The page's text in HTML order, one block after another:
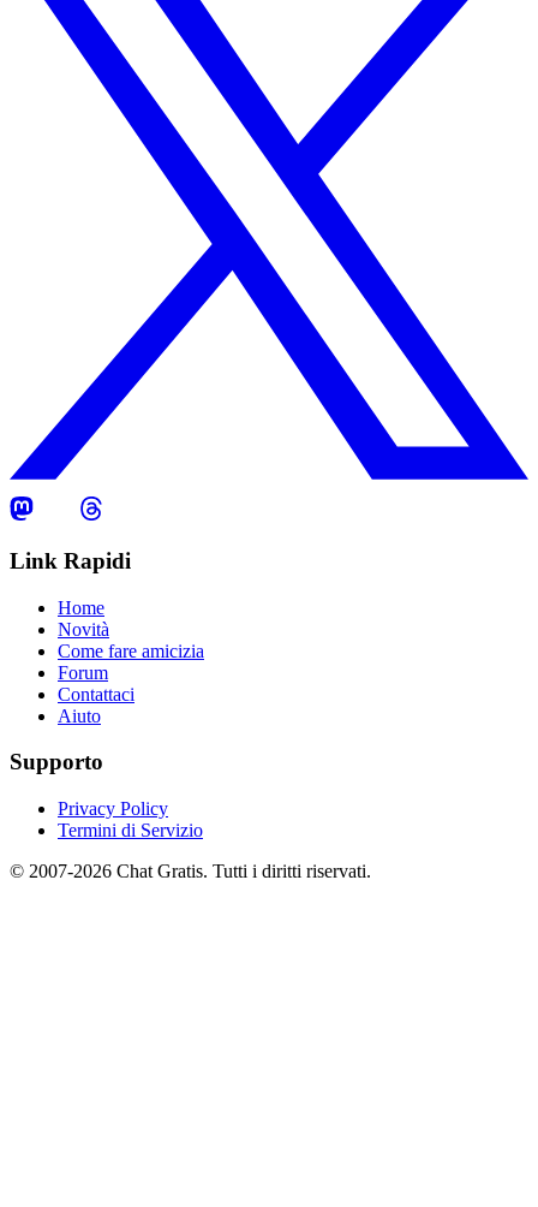
Link Rapidi
Home
Novità
Come fare amicizia
Forum
Contattaci
Aiuto
Supporto
Privacy Policy
Termini di Servizio
© 2007-2026 Chat Gratis. Tutti i diritti riservati.